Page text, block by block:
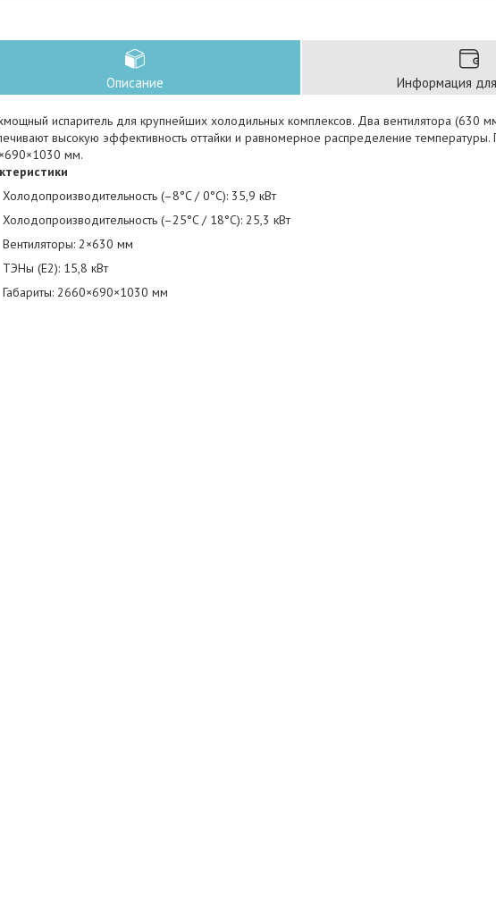
Описание Информация
испаритель для крупнейших холодильных комплексов. Два вентилятора (630
высокую эффективность оттайки и равномерное распределение температуры.
мм.
Холодопроизводительность (–8°C / 0°C): 35,9 кВт
Холодопроизводительность (–25°C / 18°C): 25,3 кВт
Вентиляторы: 2×630 мм
ТЭНы (E2): 15,8 кВт
Габариты: 2660×690×1030 мм